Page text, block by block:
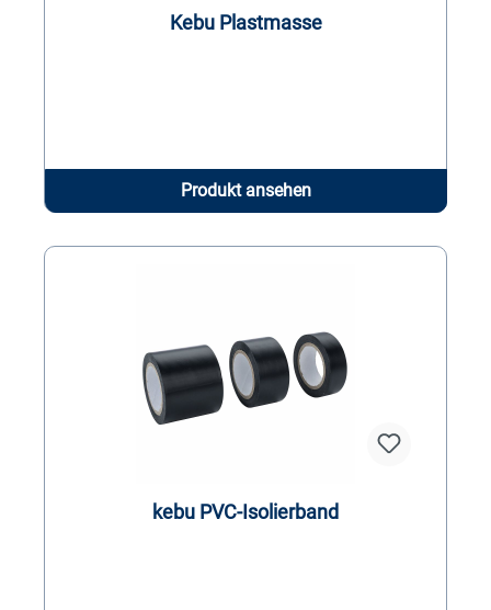
Kebu Plastmasse
Produkt ansehen
kebu PVC-Isolierband